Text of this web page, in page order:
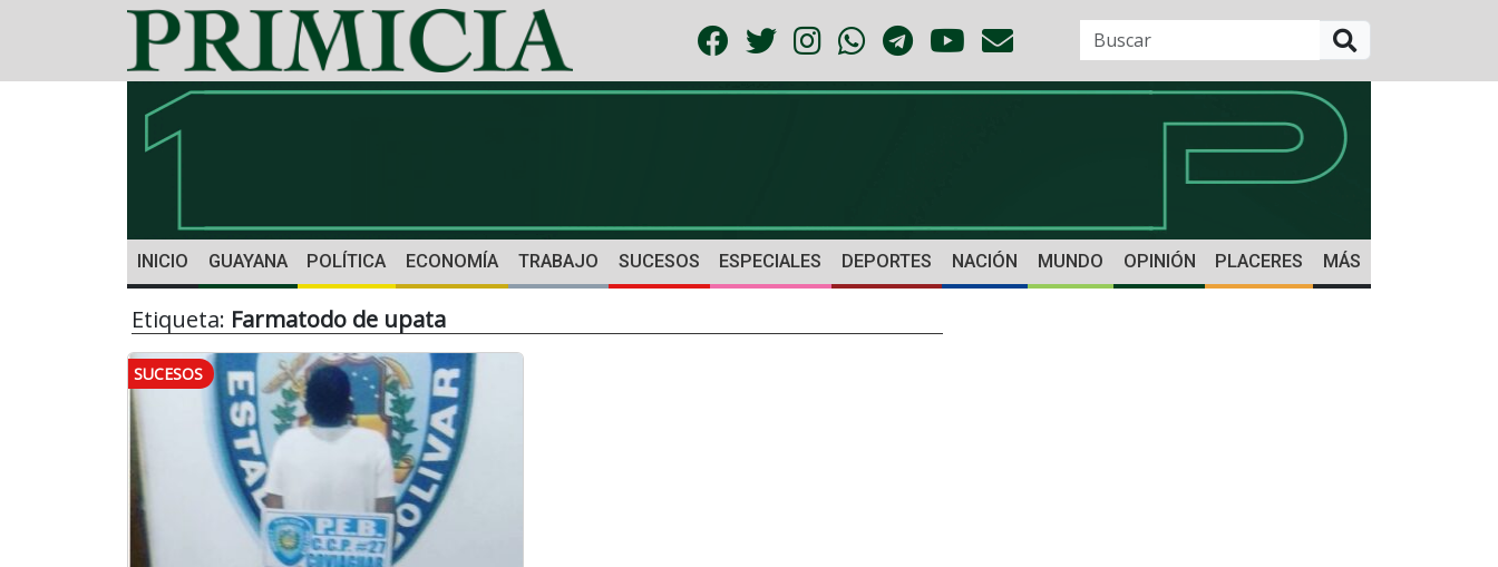
INICIO GUAYANA POLÍTICA ECONOMÍA TRABAJO SUCESOS ESPECIALES DEPORTES NACIÓN MUNDO OPINIÓN PLACERES MÁS
Etiqueta: Farmatodo de upata
SUCESOS